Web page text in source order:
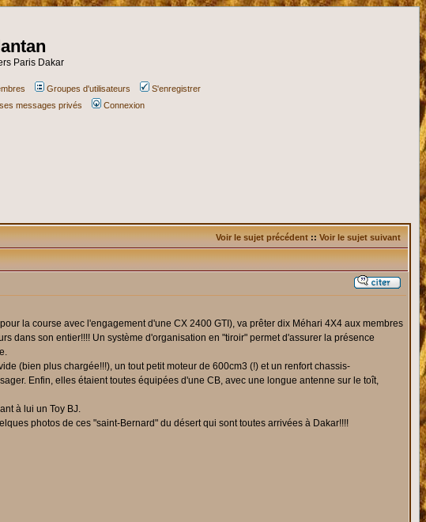
Paris Dakar
Groupes d'utilisateurs
S'enregistrer
messages privés Connexion
Voir le sujet précédent :: Voir le sujet suivant
la course avec l'engagement d'une CX 2400 GTI), va prêter dix Méhari 4X4 aux membres
dans son entier!!!! Un système d'organisation en "tiroir" permet d'assurer la présence
(bien plus chargée!!!), un tout petit moteur de 600cm3 (!) et un renfort chassis-
Enfin, elles étaient toutes équipées d'une CB, avec une longue antenne sur le toît,
à lui un Toy BJ.
photos de ces "saint-Bernard" du désert qui sont toutes arrivées à Dakar!!!!